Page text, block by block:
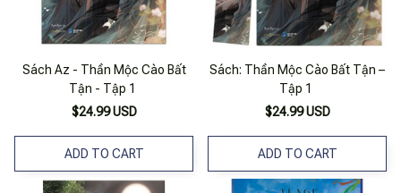
Sách Az - Thần Mộc Cào Bất
Tận - Tập 1
$24.99 USD
ADD TO CART
Sách: Thần Mộc Cào Bất Tận –
Tập 1
$24.99 USD
ADD TO CART